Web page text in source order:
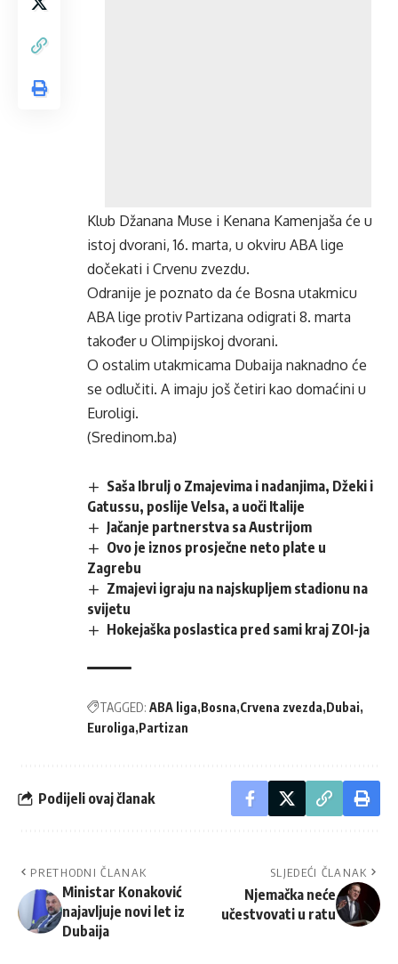
Klub Džanana Muse i Kenana Kamenjaša će u
istoj dvorani, 16. marta, u okviru ABA lige
dočekati i Crvenu zvezdu.
Odranije je poznato da će Bosna utakmicu
ABA lige protiv Partizana odigrati 8. marta
također u Olimpijskoj dvorani.
O ostalim utakmicama Dubaija naknadno će
se odlučiti. A imaju još četiri kao domaćini u
Euroligi.
(Sredinom.ba)
Saša Ibrulj o Zmajevima i nadanjima, Džeki i
Gatussu, poslije Velsa, a uoči Italije
Jačanje partnerstva sa Austrijom
Ovo je iznos prosječne neto plate u
Zagrebu
Zmajevi igraju na najskupljem stadionu na
svijetu
Hokejaška poslastica pred sami kraj ZOI-ja
TAGGED: ABA liga Bosna Crvena zvezda Dubai
Euroliga Partizan
Podijeli ovaj članak
PRETHODNI ČLANAK
Ministar Konaković
najavljuje novi let iz
Dubaija
SLJEDEĆI ČLANAK
Njemačka neće
učestvovati u ratu